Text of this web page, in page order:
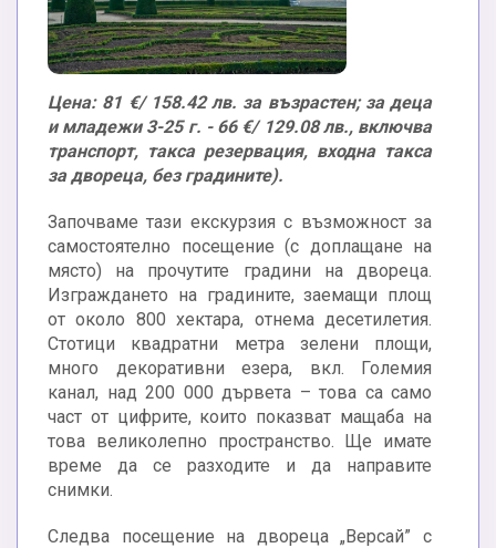
Цена: 81 €/ 158.42 лв. за възрастен; за деца
и младежи 3-25 г. - 66 €/ 129.08 лв., включва
транспорт, такса резервация, входна такса
за двореца, без градините).
Започваме тази екскурзия с възможност за
самостоятелно посещение (с доплащане на
място) на прочутите градини на двореца.
Изграждането на градините, заемащи площ
от около 800 хектара, отнема десетилетия.
Стотици квадратни метра зелени площи,
много декоративни езера, вкл. Големия
канал, над 200 000 дървета – това са само
част от цифрите, които показват мащаба на
това великолепно пространство. Ще имате
време да се разходите и да направите
снимки.
Следва посещение на двореца „Версай” с